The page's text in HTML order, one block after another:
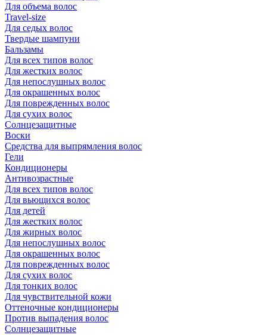
Для объема волос
Travel-size
Для седых волос
Твердые шампуни
Бальзамы
Для всех типов волос
Для жестких волос
Для непослушных волос
Для окрашенных волос
Для поврежденных волос
Для сухих волос
Солнцезащитные
Воски
Средства для выпрямления волос
Гели
Кондиционеры
Антивозрастные
Для всех типов волос
Для вьющихся волос
Для детей
Для жестких волос
Для жирных волос
Для непослушных волос
Для окрашенных волос
Для поврежденных волос
Для сухих волос
Для тонких волос
Для чувствительной кожи
Оттеночные кондиционеры
Против выпадения волос
Солнцезащитные